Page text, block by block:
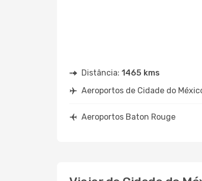
Distância: 1465 kms
Aeroportos de Cidade do
Aeroportos Baton Rouge